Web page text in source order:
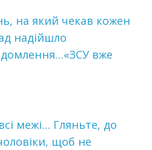
на який чекав кожен
надійшло
вже
межі… Гляньте, до
щоб не